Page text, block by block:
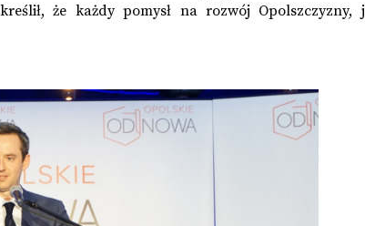
że każdy pomysł na rozwój Opolszczyzny,